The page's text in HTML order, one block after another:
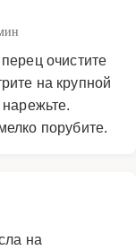
очистите
на крупной
порубите.
на